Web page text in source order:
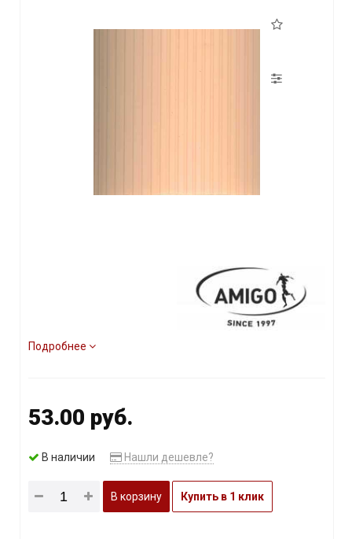
Подробнее
53.00 руб.
В наличии Нашли дешевле?
В корзину Купить в 1 клик